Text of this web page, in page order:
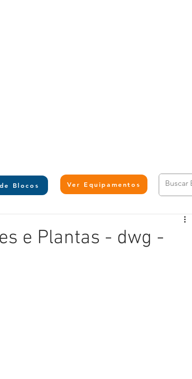
Blocos Ver Equipamentos
e Plantas - dwg -